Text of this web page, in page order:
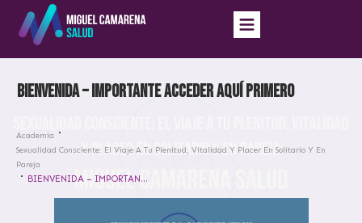
BIENVENIDA – IMPORTANTE ACCEDER AQUÍ PRIMERO
Academia
Sexualidad Consciente: El Viaje A Tu Plenitud, Vitalidad Y Placer En Solitario Y En
Pareja
BIENVENIDA – IMPORTANTE ACCEDER AQUÍ PRIMERO